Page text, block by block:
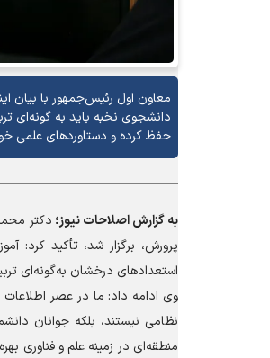
معاون اول رئیس‌جمهور با بیان
دانشجوی نخبه باید به گونه‌ای
حفظ کرده و دستاورد‌های علمی
به گزارشاصلاحات نیوز؛ دکتر
پرورش، برگزار شد، تأکید کرد:
استعداد‌های درخشان به‌گونه‌ای
وی ادامه داد: ما در عصر
نظامی نیستند، بلکه جوانان